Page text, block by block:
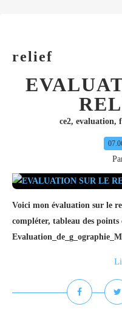
relief
ce2, evaluation,
Voici mon évaluation sur le
compléter, tableau des